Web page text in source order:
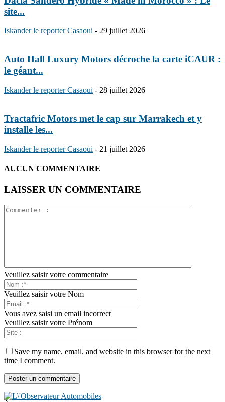
site...
Iskander le reporter Casaoui - 29 juillet 2026
Auto Hall Luxury Motors décroche la carte iCAUR :
le géant...
Iskander le reporter Casaoui - 28 juillet 2026
Tractafric Motors met le cap sur Marrakech et y
installe les...
Iskander le reporter Casaoui - 21 juillet 2026
AUCUN COMMENTAIRE
LAISSER UN COMMENTAIRE
Veuillez saisir votre commentaire
Veuillez saisir votre Nom
Vous avez saisi un email incorrect
Veuillez saisir votre Prénom
Save my name, email, and website in this browser for the next
time I comment.